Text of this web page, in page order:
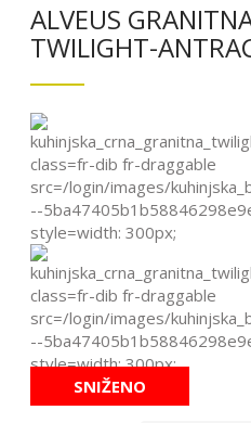
ALVEUS
TWILIGHT-
SNIŽENO